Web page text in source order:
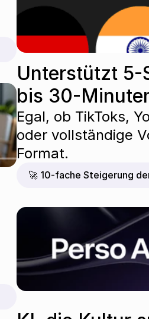
Unterstützt 5-
bis 30-
Egal, ob TikToks,
oder vollständige
Format.
🚀 10-fache Steigerung